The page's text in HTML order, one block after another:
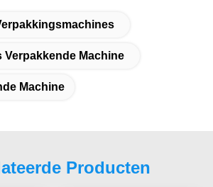
Verpakkende Machine
Machine
Producten